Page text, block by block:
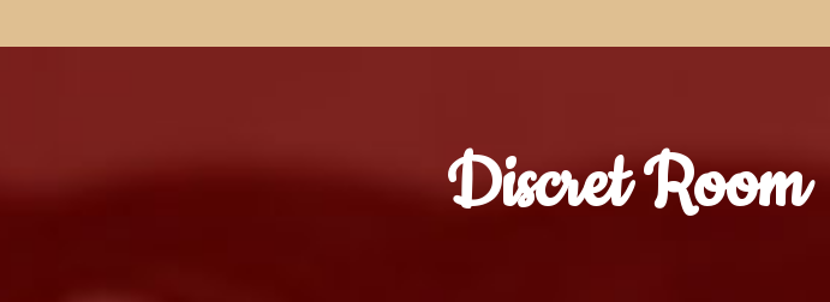
Discret Room